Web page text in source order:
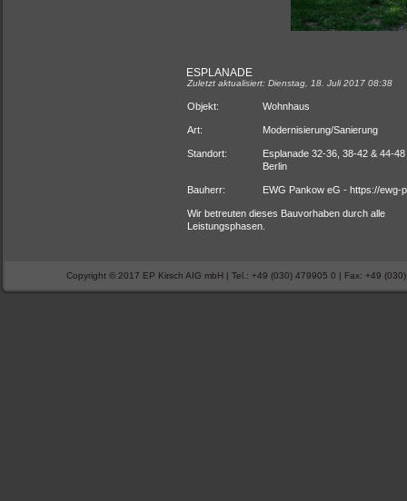
ESPLANADE
Zuletzt aktualisiert: Dienstag, 18. Juli 2017 08:38
Objekt: Wohnhaus
Art: Modernisierung/Sanierung
Standort:
Esplanade 32-36, 38-42 & 44-
Berlin
Bauherr: EWG Pankow eG - https://ewg-
Wir betreuten dieses Bauvorhaben durch alle
Leistungsphasen.
Copyright © 2017 EP Kirsch AIG mbH | Tel.: +49 (030) 479905 0 | Fax: +49